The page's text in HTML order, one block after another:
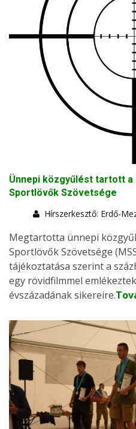
Ünnepi közgyűlést tartott a
Sportlövők Szövetsége
Hírszerkesztő: Erdő-
Megtartotta ünnepi
Sportlövők Szövetsége
tájékoztatása szerint a
egy rövidfilmmel
évszázadának sikereire.